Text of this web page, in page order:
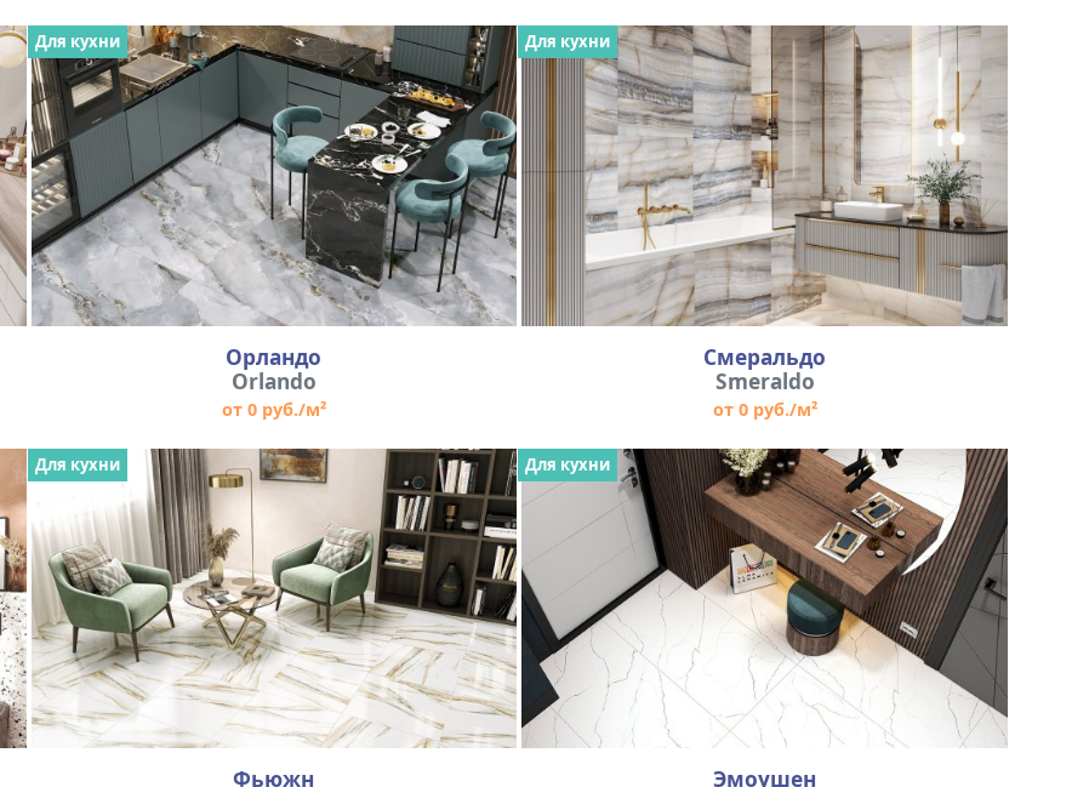
Орландо
Orlando
от 0 руб./м²
Для кухни
Смеральдо
Smeraldo
от 0 руб./м²
Для кухни
Фьюжн
Для кухни
Эмоушен
Для кухни